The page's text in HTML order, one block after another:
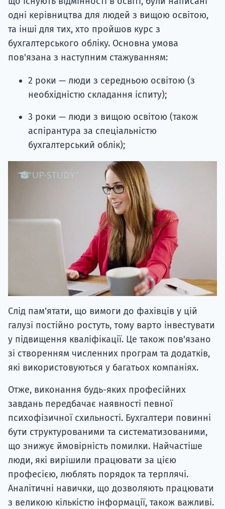
одні керівництва для людей з вищою освітою,
та інші для тих, хто пройшов курс з
бухгалтерського обліку. Основна умова
пов'язана з наступним стажуванням:
2 роки — люди з середньою освітою (з
необхідністю складання іспиту);
3 роки — люди з вищою освітою (також
аспірантура за спеціальністю
бухгалтерський облік);
Слід пам'ятати, що вимоги до фахівців у цій
галузі постійно ростуть, тому варто інвестувати
у підвищення кваліфікації. Це також пов'язано
зі створенням численних програм та додатків,
які використовуються у багатьох компаніях.
Отже, виконання будь-яких професійних
завдань передбачає наявності певної
психофізичної схильності. Бухгалтери повинні
бути структурованими та систематизованими,
що знижує ймовірність помилки. Найчастіше
люди, які вирішили працювати за цією
професією, люблять порядок та терплячі.
Аналітичні навички, що дозволяють працювати
з великою кількістю інформації, також важливі.